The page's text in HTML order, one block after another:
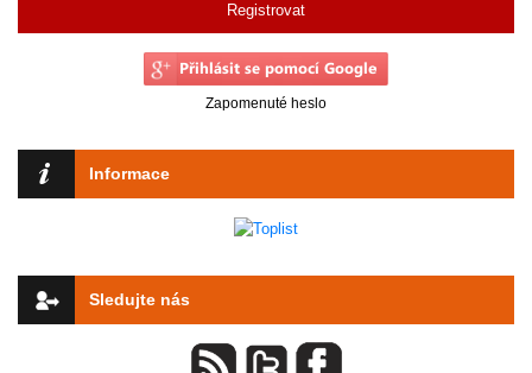
Registrovat
Zapomenuté heslo
Informace
Sledujte nás